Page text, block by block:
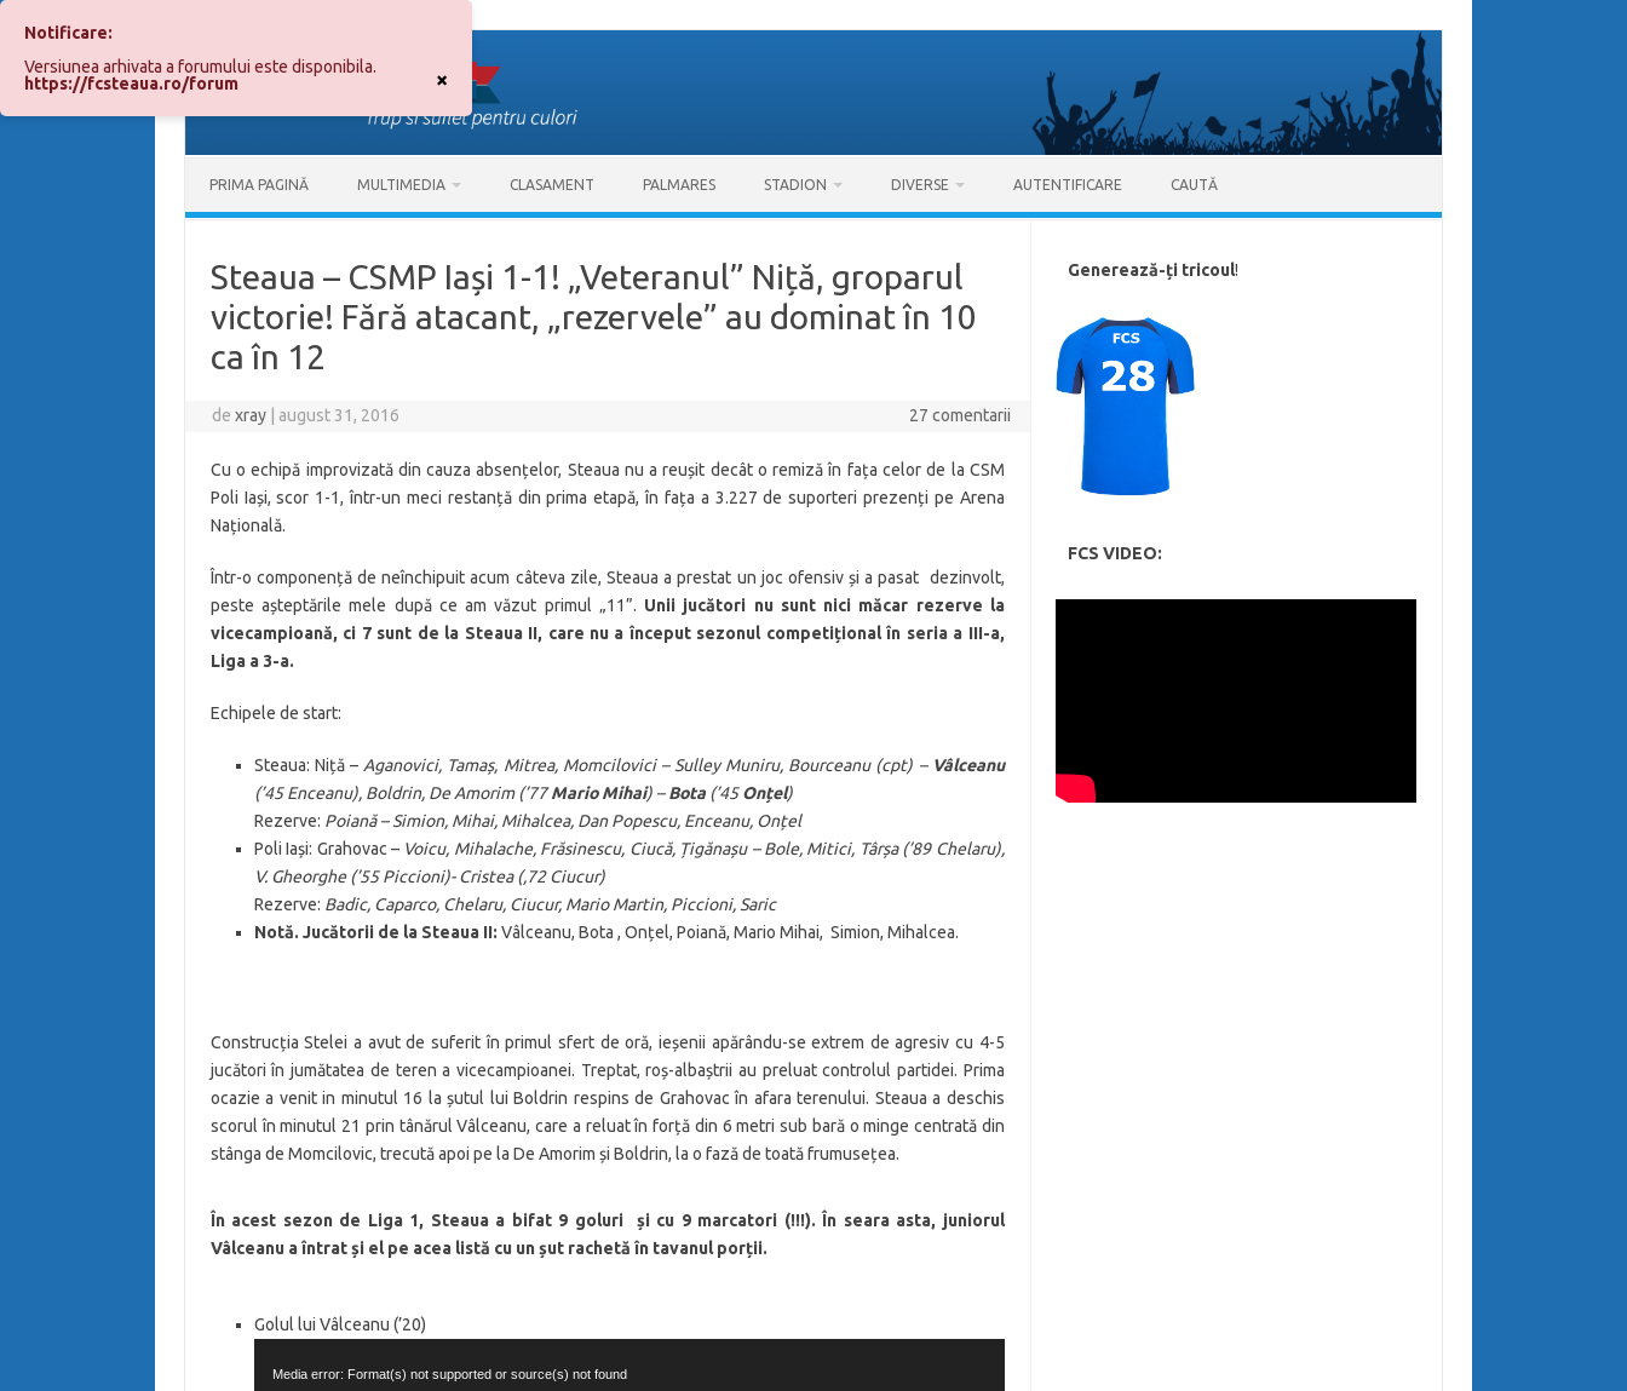
conținut
PRIMA PAGINĂ MULTIMEDIA CLASAMENT PALMARES STADION DIVERSE AUTENTIFICARE CAUTĂ
Steaua – CSMP Iași 1-1! „Veteranul” Niță, groparul
victorie! Fără atacant, „rezervele” au dominat în 10
ca în 12
dexray august 31, 2016 27 comentarii
Cu o echipă improvizată din cauza absențelor, Steaua nu a reușit decât o remiză în fața celor de la CSM
Poli Iași, scor 1-1, într-un meci restanță din prima etapă, în fața a 3.227 de suporteri prezenți pe Arena
Națională.
Într-o componență de neînchipuit acum câteva zile, Steaua a prestat un joc ofensiv și a pasat dezinvolt,
peste așteptările mele după ce am văzut primul „11”. Unii jucători nu sunt nici măcar rezerve la
vicecampioană, ci 7 sunt de la Steaua II, care nu a început sezonul competițional în seria a III-a,
Liga a 3-a.
Echipele de start:
Steaua: Niță – Aganovici, Tamaș, Mitrea, Momcilovici – Sulley Muniru, Bourceanu (cpt) – Vâlceanu
(’45 Enceanu), Boldrin, De Amorim (’77Mario Mihai) –Bota(’45Onțel)
Rezerve: Poiană – Simion, Mihai, Mihalcea, Dan Popescu, Enceanu, Onțel
Poli Iași: Grahovac – Voicu, Mihalache, Frăsinescu, Ciucă, Țigănașu – Bole, Mitici, Târșa (’89 Chelaru),
V. Gheorghe (’55 Piccioni)- Cristea (,72 Ciucur)
Rezerve: Badic, Caparco, Chelaru, Ciucur, Mario Martin, Piccioni, Saric
Notă. Jucătorii de la Steaua II: Vâlceanu, Bota , Onțel, Poiană, Mario Mihai, Simion, Mihalcea.
Construcția Stelei a avut de suferit în primul sfert de oră, ieșenii apărându-se extrem de agresiv cu 4-5
jucători în jumătatea de teren a vicecampioanei. Treptat, roș-albaștrii au preluat controlul partidei. Prima
ocazie a venit in minutul 16 la șutul lui Boldrin respins de Grahovac în afara terenului. Steaua a deschis
scorul în minutul 21 prin tânărul Vâlceanu, care a reluat în forță din 6 metri sub bară o minge centrată din
stânga de Momcilovic, trecută apoi pe la De Amorim și Boldrin, la o fază de toată frumusețea.
În acest sezon de Liga 1, Steaua a bifat 9 goluri și cu 9 marcatori (!!!). În seara asta, juniorul
Vâlceanu a întrat și el pe acea listă cu un șut rachetă în tavanul porții.
Golul lui Vâlceanu (’20)
video
Media error: Format(s) not supported or source(s) not found
Generează-ți tricoul!
FCS VIDEO:
×
Notificare:
Versiunea arhivata a forumului este disponibila.
https://fcsteaua.ro/forum